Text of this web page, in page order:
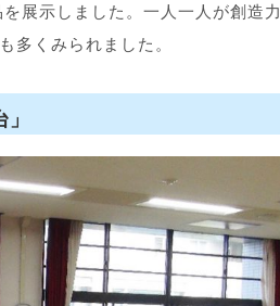
展示しました。一人一人が創造力
多くみられました。